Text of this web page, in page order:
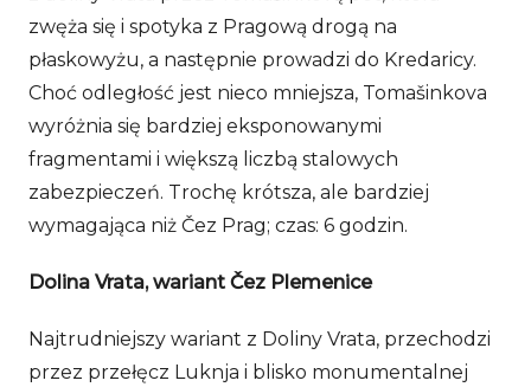
zwęża się i spotyka z Pragową drogą na
płaskowyżu, a następnie prowadzi do Kredaricy.
Choć odległość jest nieco mniejsza, Tomašinkova
wyróżnia się bardziej eksponowanymi
fragmentami i większą liczbą stalowych
zabezpieczeń. Trochę krótsza, ale bardziej
wymagająca niż Čez Prag; czas: 6 godzin.
Dolina Vrata, wariant Čez Plemenice
Najtrudniejszy wariant z Doliny Vrata, przechodzi
przez przełęcz Luknja i blisko monumentalnej